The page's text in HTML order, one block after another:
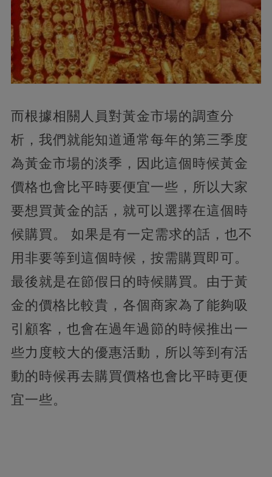
而根據相關人員對黃金市場的調查分
析，我們就能知道通常每年的第三季度
為黃金市場的淡季，因此這個時候黃金
價格也會比平時要便宜一些，所以大家
要想買黃金的話，就可以選擇在這個時
候購買。 如果是有一定需求的話，也不
用非要等到這個時候，按需購買即可。
最後就是在節假日的時候購買。由于黃
金的價格比較貴，各個商家為了能夠吸
引顧客，也會在過年過節的時候推出一
些力度較大的優惠活動，所以等到有活
動的時候再去購買價格也會比平時更便
宜一些。